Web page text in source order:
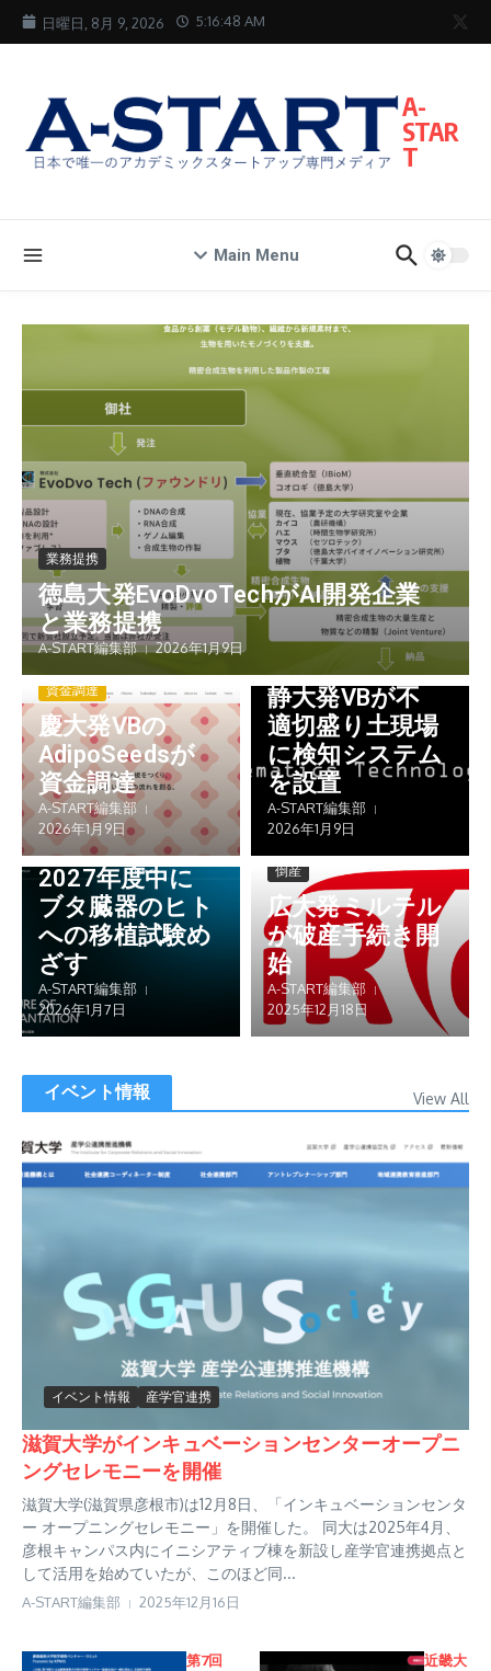
コンテンツへスキップ
日曜日, 8月 9, 2026 5:16:49 AM
A-
STAR
T
Main Menu
業務提携
徳島大発EvoDvoTechがAI開発企業
と業務提携
A-START編集部 2026年1月9日
資金調達
慶大発VBの
AdipoSeedsが
資金調達
A-START編集部
2026年1月9日
静大発VBが不
適切盛り土現場
に検知システム
を設置
A-START編集部
2026年1月9日
実証実験・試験
明大発VBポ
ル・メド、
2027年度中に
ブタ臓器のヒト
への移植試験め
ざす
A-START編集部
2026年1月7日
倒産
広大発ミルテル
が破産手続き開
始
A-START編集部
2025年12月18日
イベント情報 View All
イベント情報 産学官連携
滋賀大学がインキュベーションセンターオープニ
ングセレモニーを開催
滋賀大学(滋賀県彦根市)は12月8日、「インキュベーションセンタ
ー オープニングセレモニー」を開催した。 同大は2025年4月、
彦根キャンパス内にイニシアティブ棟を新設し産学官連携拠点と
して活用を始めていたが、このほど同...
A-START編集部 2025年12月16日
第7回
近畿大